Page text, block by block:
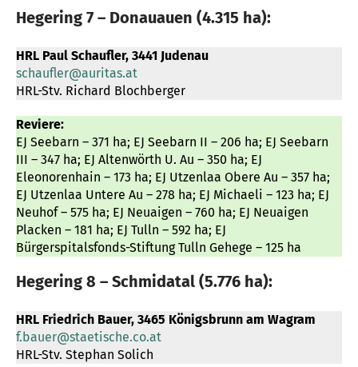
Hegering 7 – Donauauen (4.315 ha):
HRL Paul Schaufler, 3441 Judenau
schaufler@auritas.at
HRL-Stv. Richard Blochberger
Reviere:
EJ Seebarn – 371 ha; EJ Seebarn II – 206 ha; EJ Seebarn
III – 347 ha; EJ Altenwörth U. Au – 350 ha; EJ
Eleonorenhain – 173 ha; EJ Utzenlaa Obere Au – 357 ha;
EJ Utzenlaa Untere Au – 278 ha; EJ Michaeli – 123 ha; EJ
Neuhof – 575 ha; EJ Neuaigen – 760 ha; EJ Neuaigen
Placken – 181 ha; EJ Tulln – 592 ha; EJ
Bürgerspitalsfonds-Stiftung Tulln Gehege – 125 ha
Hegering 8 – Schmidatal (5.776 ha):
HRL Friedrich Bauer, 3465 Königsbrunn am Wagram
f.bauer@staetische.co.at
HRL-Stv. Stephan Solich